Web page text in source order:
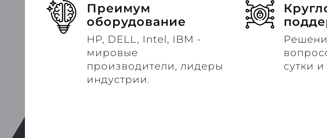
Преимум
оборудование
HP, DELL, Intel, IBM -
мировые
производители, лидеры
индустрии.
сутки